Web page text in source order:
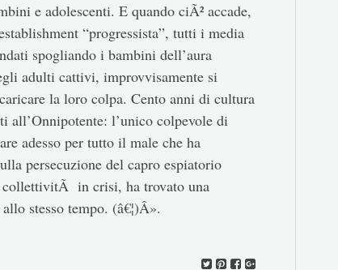
e adolescenti. E quando ciÃ² accade,
“progressista”, tutti i media
spogliando i bambini dell’aura
adulti cattivi, improvvisamente si
la loro colpa. Cento anni di cultura
all’Onnipotente: l’unico colpevole di
adesso per tutto il male che ha
persecuzione del capro espiatorio
in crisi, ha trovato una
stesso tempo. (â€¦)Â».